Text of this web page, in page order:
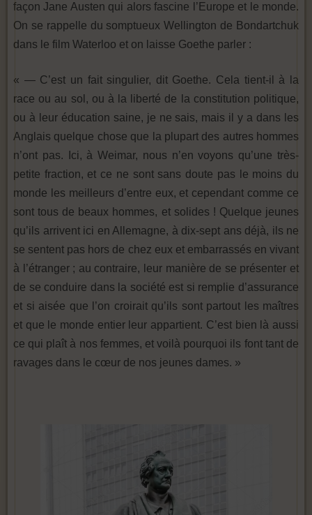
façon Jane Austen qui alors fascine l’Europe et le monde.
On se rappelle du somptueux Wellington de Bondartchuk
dans le film Waterloo et on laisse Goethe parler :
« — C’est un fait singulier, dit Goethe. Cela tient-il à la
race ou au sol, ou à la liberté de la constitution politique,
ou à leur éducation saine, je ne sais, mais il y a dans les
Anglais quelque chose que la plupart des autres hommes
n’ont pas. Ici, à Weimar, nous n’en voyons qu’une très-
petite fraction, et ce ne sont sans doute pas le moins du
monde les meilleurs d’entre eux, et cependant comme ce
sont tous de beaux hommes, et solides ! Quelque jeunes
qu’ils arrivent ici en Allemagne, à dix-sept ans déjà, ils ne
se sentent pas hors de chez eux et embarrassés en vivant
à l’étranger ; au contraire, leur manière de se présenter et
de se conduire dans la société est si remplie d’assurance
et si aisée que l’on croirait qu’ils sont partout les maîtres
et que le monde entier leur appartient. C’est bien là aussi
ce qui plaît à nos femmes, et voilà pourquoi ils font tant de
ravages dans le cœur de nos jeunes dames. »